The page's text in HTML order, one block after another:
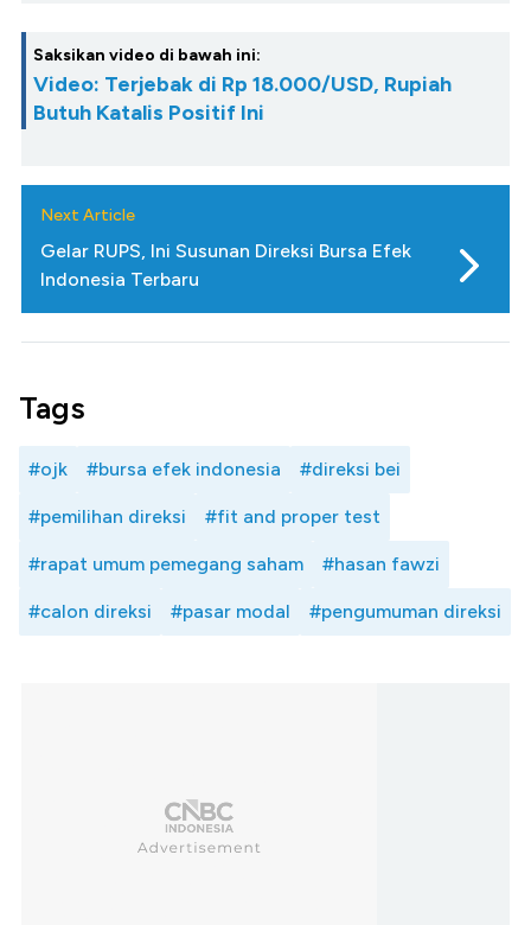
Saksikan video di bawah ini:
Video: Terjebak di Rp 18.000/USD, Rupiah
Butuh Katalis Positif Ini
Next Article
Gelar RUPS, Ini Susunan Direksi Bursa Efek
Indonesia Terbaru
Tags
#ojk #bursa efek indonesia #direksi bei
#pemilihan direksi #fit and proper test
#rapat umum pemegang saham #hasan fawzi
#calon direksi #pasar modal #pengumuman direksi